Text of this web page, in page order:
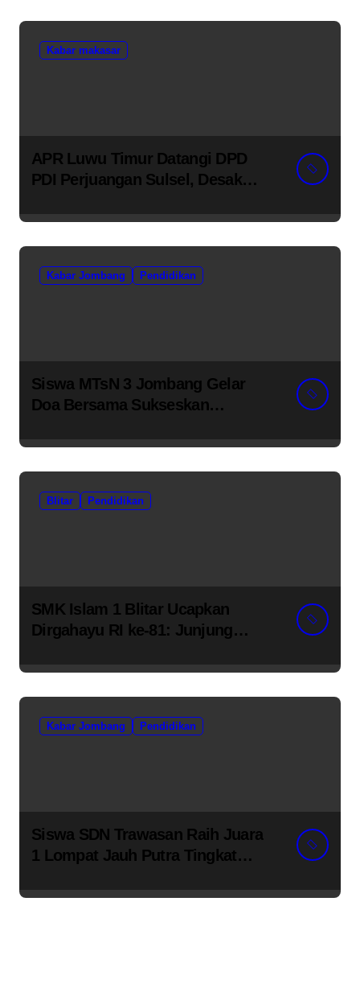
Kabar makasar
APR Luwu Timur Datangi DPD
PDI Perjuangan Sulsel, Desak
Kabar Jombang Pendidikan
Siswa MTsN 3 Jombang Gelar
Doa Bersama Sukseskan
Tambakberas
Blitar Pendidikan
SMK Islam 1 Blitar Ucapkan
Dirgahayu RI ke-81: Junjung
Kabar Jombang Pendidikan
Siswa SDN Trawasan Raih Juara
1 Lompat Jauh Putra Tingkat
ke-81